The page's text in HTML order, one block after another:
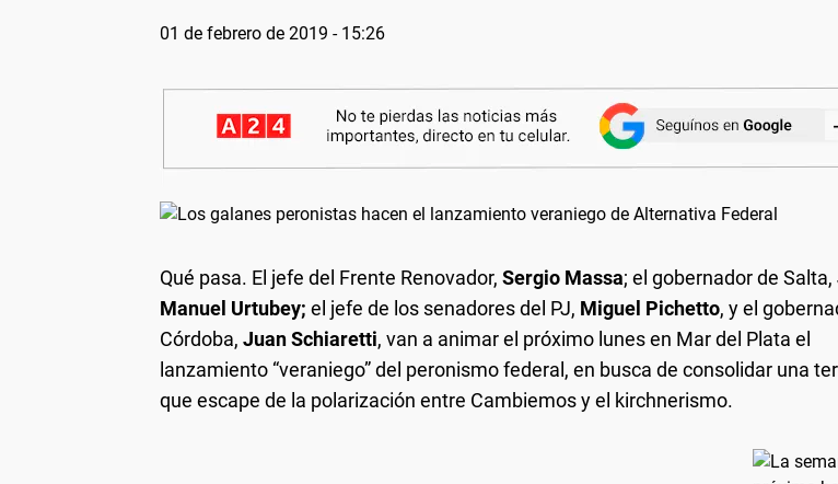
01 de febrero de 2019 - 15:26
Qué pasa. El jefe del Frente Renovador, Sergio Massa; el gobernador de Salta,
Manuel Urtubey; el jefe de los senadores del PJ, Miguel Pichetto, y el
Córdoba, Juan Schiaretti, van a animar el próximo lunes en Mar del Plata el
lanzamiento “veraniego” del peronismo federal, en busca de consolidar una
que escape de la polarización entre Cambiemos y el kirchnerismo.